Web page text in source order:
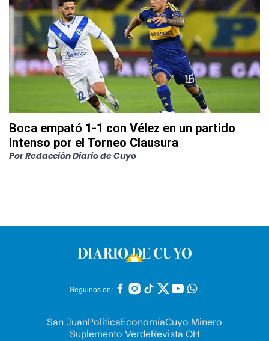
Boca empató 1-1 con Vélez en un partido
intenso por el Torneo Clausura
PorRedacción Diario de Cuyo
Seguinos en:
San JuanPolíticaEconomíaCuyo Minero
Suplemento VerdeRevista OH